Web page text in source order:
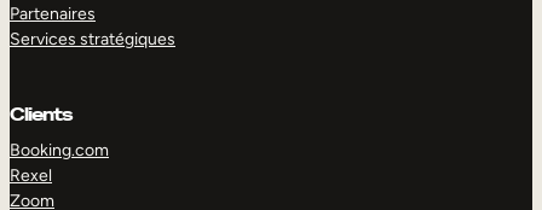
Partenaires
Services stratégiques
Clients
Booking.com
Rexel
Zoom